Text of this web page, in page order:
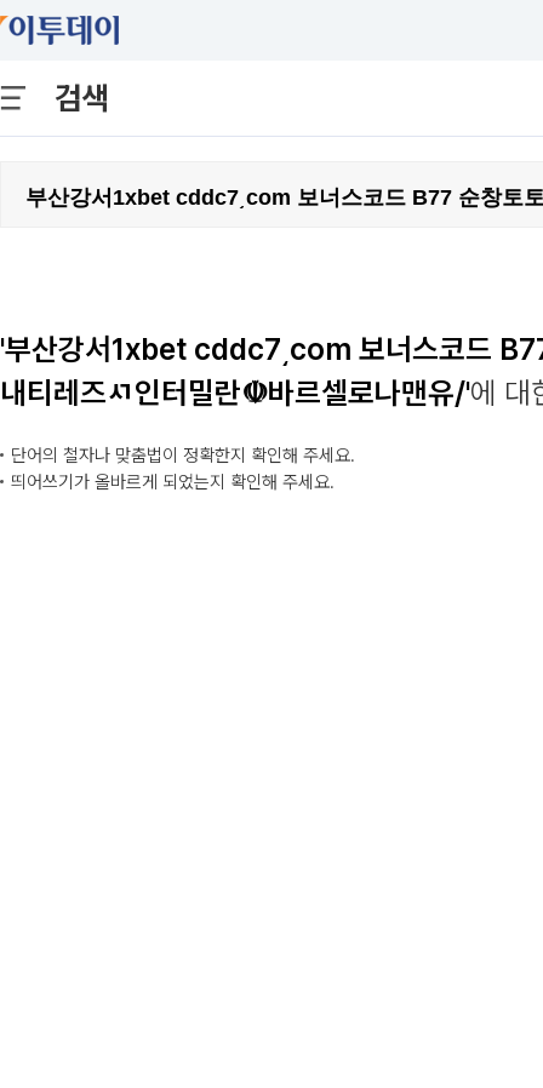
검색
'부산강서1xbet cddc7͵com 보너스코드
내티레즈ㅺ인터밀란☫바르셀로나맨유/'에 대
단어의 철자나 맞춤법이 정확한지 확인해 주세요.
띄어쓰기가 올바르게 되었는지 확인해 주세요.